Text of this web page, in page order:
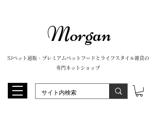
SJペット通販・プレミアムペットフードとライフスタイル雑貨の
専門ネットショップ
Morgan